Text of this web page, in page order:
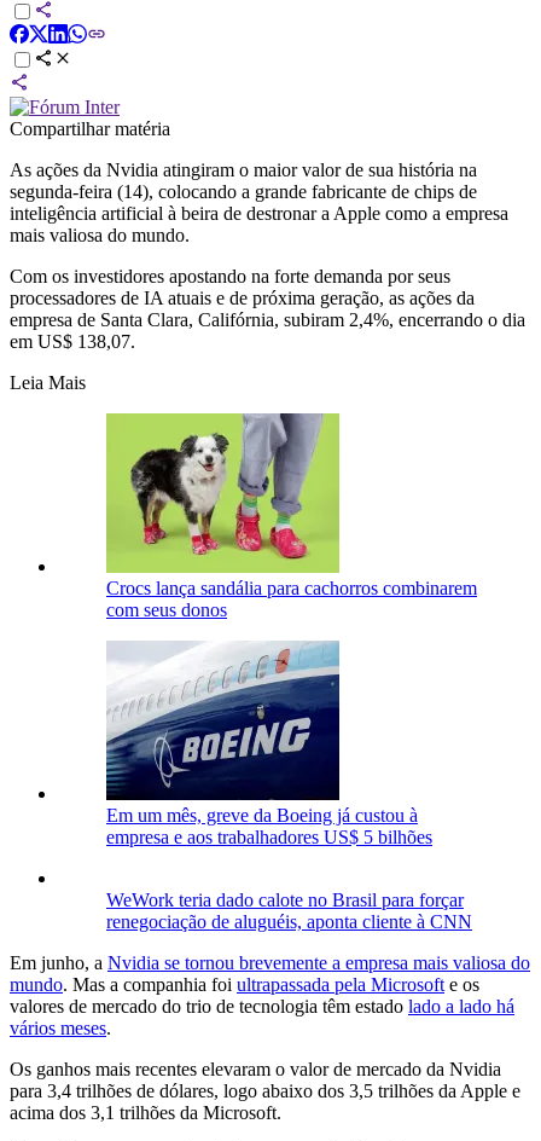
Compartilhar matéria
As ações da Nvidia atingiram o maior valor de sua história na
segunda-feira (14), colocando a grande fabricante de chips de
inteligência artificial à beira de destronar a Apple como a empresa
mais valiosa do mundo.
Com os investidores apostando na forte demanda por seus
processadores de IA atuais e de próxima geração, as ações da
empresa de Santa Clara, Califórnia, subiram 2,4%, encerrando o dia
em US$ 138,07.
Leia Mais
Crocs lança sandália para cachorros combinarem
com seus donos
Em um mês, greve da Boeing já custou à
empresa e aos trabalhadores US$ 5 bilhões
WeWork teria dado calote no Brasil para forçar
renegociação de aluguéis, aponta cliente à CNN
Em junho, a Nvidia se tornou brevemente a empresa mais valiosa do
mundo. Mas a companhia foi ultrapassada pela Microsoft e os
valores de mercado do trio de tecnologia têm estado lado a lado há
vários meses.
Os ganhos mais recentes elevaram o valor de mercado da Nvidia
para 3,4 trilhões de dólares, logo abaixo dos 3,5 trilhões da Apple e
acima dos 3,1 trilhões da Microsoft.